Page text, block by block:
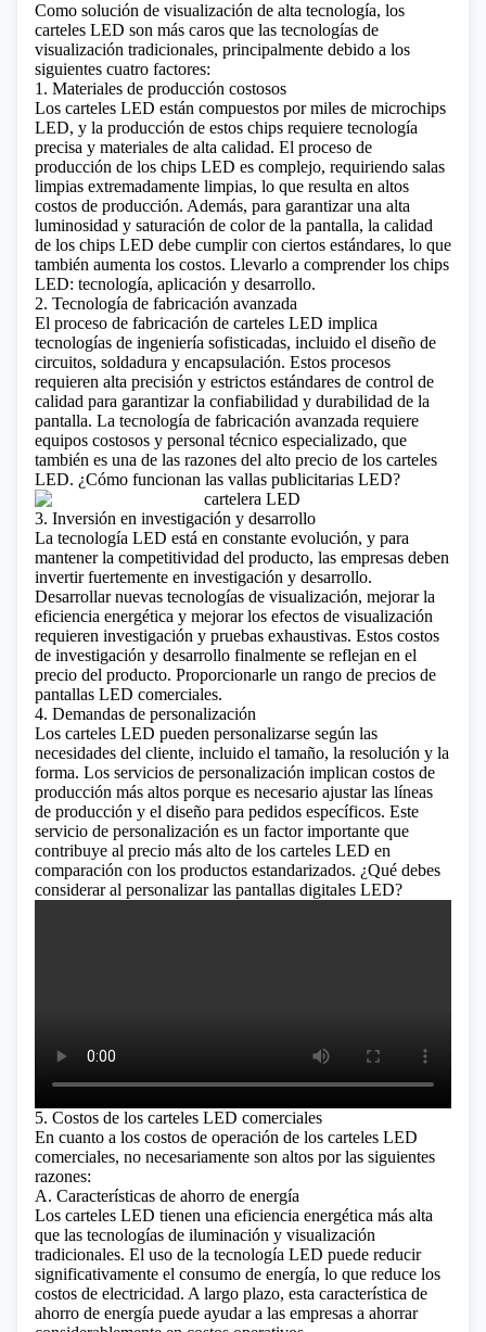
Como solución de visualización de alta tecnología, los
carteles LED son más caros que las tecnologías de
visualización tradicionales, principalmente debido a los
siguientes cuatro factores:
1. Materiales de producción costosos
Los carteles LED están compuestos por miles de microchips
LED, y la producción de estos chips requiere tecnología
precisa y materiales de alta calidad. El proceso de
producción de los chips LED es complejo, requiriendo salas
limpias extremadamente limpias, lo que resulta en altos
costos de producción. Además, para garantizar una alta
luminosidad y saturación de color de la pantalla, la calidad
de los chips LED debe cumplir con ciertos estándares, lo que
también aumenta los costos. Llevarlo a comprender los chips
LED: tecnología, aplicación y desarrollo.
2. Tecnología de fabricación avanzada
El proceso de fabricación de carteles LED implica
tecnologías de ingeniería sofisticadas, incluido el diseño de
circuitos, soldadura y encapsulación. Estos procesos
requieren alta precisión y estrictos estándares de control de
calidad para garantizar la confiabilidad y durabilidad de la
pantalla. La tecnología de fabricación avanzada requiere
equipos costosos y personal técnico especializado, que
también es una de las razones del alto precio de los carteles
LED. ¿Cómo funcionan las vallas publicitarias LED?
3. Inversión en investigación y desarrollo
La tecnología LED está en constante evolución, y para
mantener la competitividad del producto, las empresas deben
invertir fuertemente en investigación y desarrollo.
Desarrollar nuevas tecnologías de visualización, mejorar la
eficiencia energética y mejorar los efectos de visualización
requieren investigación y pruebas exhaustivas. Estos costos
de investigación y desarrollo finalmente se reflejan en el
precio del producto. Proporcionarle un rango de precios de
pantallas LED comerciales.
4. Demandas de personalización
Los carteles LED pueden personalizarse según las
necesidades del cliente, incluido el tamaño, la resolución y la
forma. Los servicios de personalización implican costos de
producción más altos porque es necesario ajustar las líneas
de producción y el diseño para pedidos específicos. Este
servicio de personalización es un factor importante que
contribuye al precio más alto de los carteles LED en
comparación con los productos estandarizados. ¿Qué debes
considerar al personalizar las pantallas digitales LED?
5. Costos de los carteles LED comerciales
En cuanto a los costos de operación de los carteles LED
comerciales, no necesariamente son altos por las siguientes
razones:
A. Características de ahorro de energía
Los carteles LED tienen una eficiencia energética más alta
que las tecnologías de iluminación y visualización
tradicionales. El uso de la tecnología LED puede reducir
significativamente el consumo de energía, lo que reduce los
costos de electricidad. A largo plazo, esta característica de
ahorro de energía puede ayudar a las empresas a ahorrar